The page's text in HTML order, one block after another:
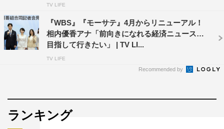
TV LIFE
『WBS』『モーサテ』4月からリニューアル！
相内優香アナ「前向きになれる経済ニュースを
目指して行きたい」 | TV LI...
TV LIFE
Recommended by
ランキング